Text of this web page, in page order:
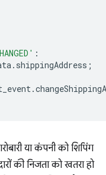
:
. shippingAddress ;
.
या कंपनी को शिपिंग
की निजता को खतरा हो